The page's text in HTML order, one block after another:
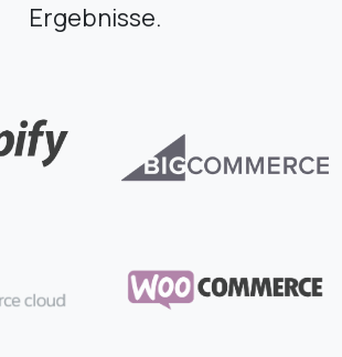
Ergebnisse.